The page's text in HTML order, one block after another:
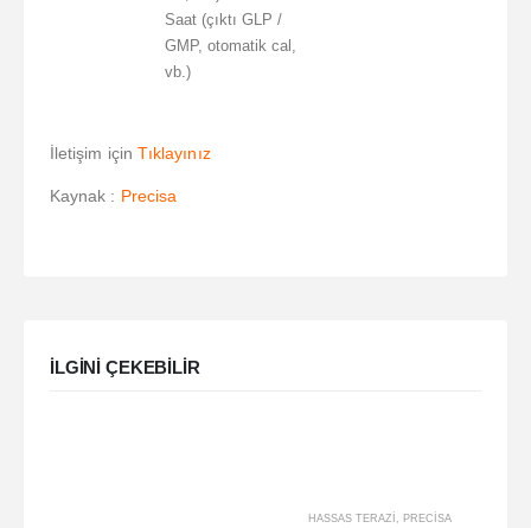
Saat (çıktı GLP /
GMP, otomatik cal,
vb.)
İletişim için Tıklayınız
Kaynak : Precisa
ILGINI ÇEKEBILIR
HASSAS TERAZI PRECISA